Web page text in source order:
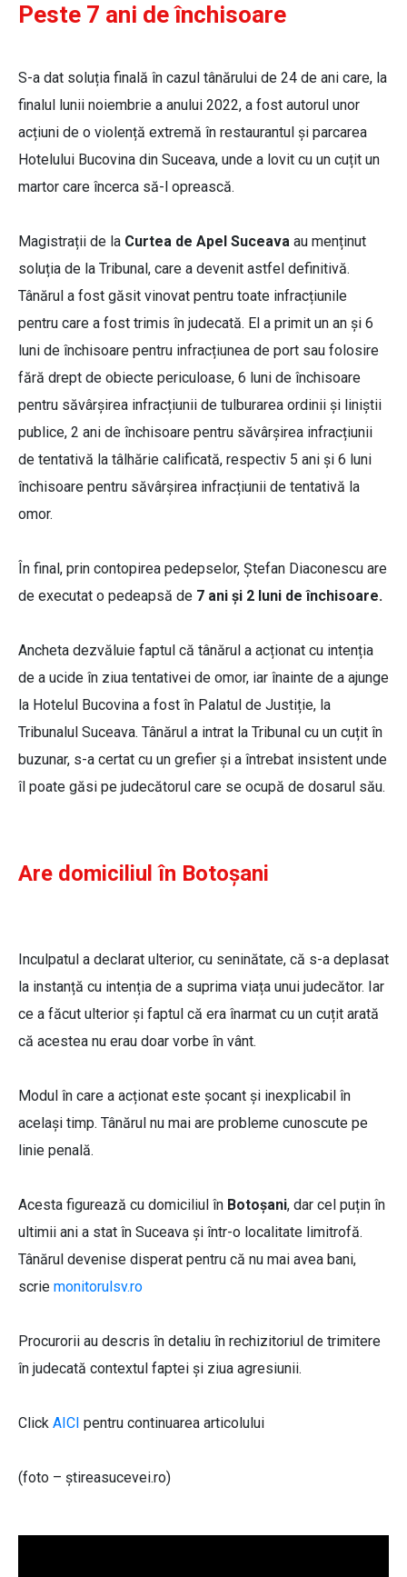
Peste 7 ani de închisoare
S-a dat soluția finală în cazul tânărului de 24 de ani care, la
finalul lunii noiembrie a anului 2022, a fost autorul unor
acțiuni de o violență extremă în restaurantul și parcarea
Hotelului Bucovina din Suceava, unde a lovit cu un cuțit un
martor care încerca să-l oprească.
Magistrații de la Curtea de Apel Suceava au menținut
soluția de la Tribunal, care a devenit astfel definitivă.
Tânărul a fost găsit vinovat pentru toate infracțiunile
pentru care a fost trimis în judecată. El a primit un an și 6
luni de închisoare pentru infracțiunea de port sau folosire
fără drept de obiecte periculoase, 6 luni de închisoare
pentru săvârșirea infracțiunii de tulburarea ordinii şi liniştii
publice, 2 ani de închisoare pentru săvârșirea infracțiunii
de tentativă la tâlhărie calificată, respectiv 5 ani și 6 luni
închisoare pentru săvârșirea infracțiunii de tentativă la
omor.
În final, prin contopirea pedepselor, Ștefan Diaconescu are
de executat o pedeapsă de 7 ani și 2 luni de închisoare.
Ancheta dezvăluie faptul că tânărul a acționat cu intenția
de a ucide în ziua tentativei de omor, iar înainte de a ajunge
la Hotelul Bucovina a fost în Palatul de Justiție, la
Tribunalul Suceava. Tânărul a intrat la Tribunal cu un cuțit în
buzunar, s-a certat cu un grefier și a întrebat insistent unde
îl poate găsi pe judecătorul care se ocupă de dosarul său.
Are domiciliul în Botoșani
Inculpatul a declarat ulterior, cu seninătate, că s-a deplasat
la instanță cu intenția de a suprima viața unui judecător. Iar
ce a făcut ulterior și faptul că era înarmat cu un cuțit arată
că acestea nu erau doar vorbe în vânt.
Modul în care a acționat este șocant și inexplicabil în
același timp. Tânărul nu mai are probleme cunoscute pe
linie penală.
Acesta figurează cu domiciliul în Botoșani, dar cel puțin în
ultimii ani a stat în Suceava și într-o localitate limitrofă.
Tânărul devenise disperat pentru că nu mai avea bani,
scrie monitorulsv.ro
Procurorii au descris în detaliu în rechizitoriul de trimitere
în judecată contextul faptei și ziua agresiunii.
Click AICI pentru continuarea articolului
(foto – știreasucevei.ro)